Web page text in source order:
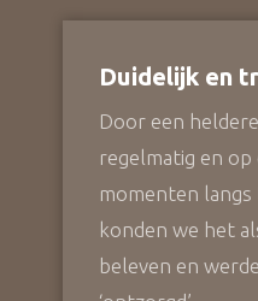
Duidelijk en
Door een
regelmatig en op
momenten langs
konden we het
beleven en